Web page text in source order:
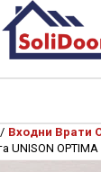
input
/ Входни Врати
UNISON OPTIMA